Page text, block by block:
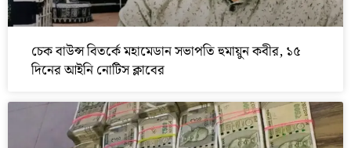
চেক বাউন্স বিতর্কে মহামেডান সভাপতি হুমায়ুন কবীর, ১৫
দিনের আইনি নোটিস ক্লাবের